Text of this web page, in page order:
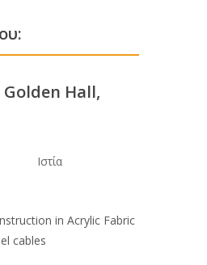
Hall,
Ιστία
in Acrylic Fabric
cables